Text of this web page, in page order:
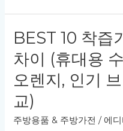
가
비
문
용
런
닝
추
BEST 10 착즙
차이 (휴대용
오렌지, 인기
교)
주방용품 & 주방가전 / 에디